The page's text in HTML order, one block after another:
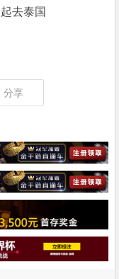
去泰国
分享